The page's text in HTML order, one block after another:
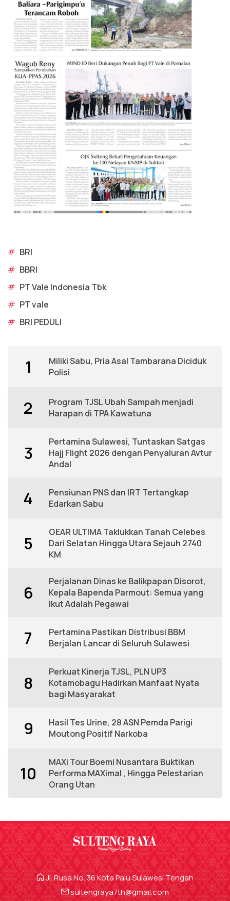
# BRI
# BBRI
# PT Vale Indonesia Tbk
# PT vale
# BRI PEDULI
1
Miliki Sabu, Pria Asal Tambarana Diciduk
Polisi
2
Program TJSL Ubah Sampah menjadi
Harapan di TPA Kawatuna
3
Pertamina Sulawesi, Tuntaskan Satgas
Hajj Flight 2026 dengan Penyaluran Avtur
Andal
4
Pensiunan PNS dan IRT Tertangkap
Edarkan Sabu
5
GEAR ULTIMA Taklukkan Tanah Celebes
Dari Selatan Hingga Utara Sejauh 2740
KM
6
Perjalanan Dinas ke Balikpapan Disorot,
Kepala Bapenda Parmout: Semua yang
Ikut Adalah Pegawai
7
Pertamina Pastikan Distribusi BBM
Berjalan Lancar di Seluruh Sulawesi
8
Perkuat Kinerja TJSL, PLN UP3
Kotamobagu Hadirkan Manfaat Nyata
bagi Masyarakat
9
Hasil Tes Urine, 28 ASN Pemda Parigi
Moutong Positif Narkoba
10
MAXi Tour Boemi Nusantara Buktikan
Performa MAXimal , Hingga Pelestarian
Orang Utan
Jl. Rusa No. 36 Kota Palu Sulawesi Tengah
sultengraya7th@gmail.com